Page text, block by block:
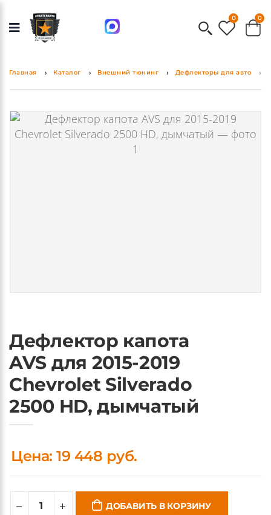
0 0
Главная Каталог Внешний тюнинг Дефлекторы для авто
Дефлектор капота
AVS для 2015-2019
Chevrolet Silverado
2500 HD, дымчатый
Цена: 19 448 руб.
ДОБАВИТЬ В КОРЗИНУ